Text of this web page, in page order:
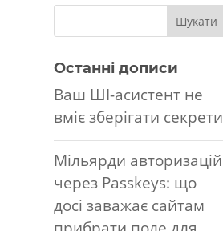
Останні дописи
Ваш ШІ-асистент не
вміє зберігати секрети
Мільярди авторизацій
через Passkeys: що
досі заважає сайтам